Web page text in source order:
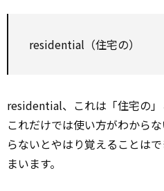
residential（住宅の）
residential、これは「住宅の」
これだけでは使い方がわから
らないとやはり覚えることはで
まいます。